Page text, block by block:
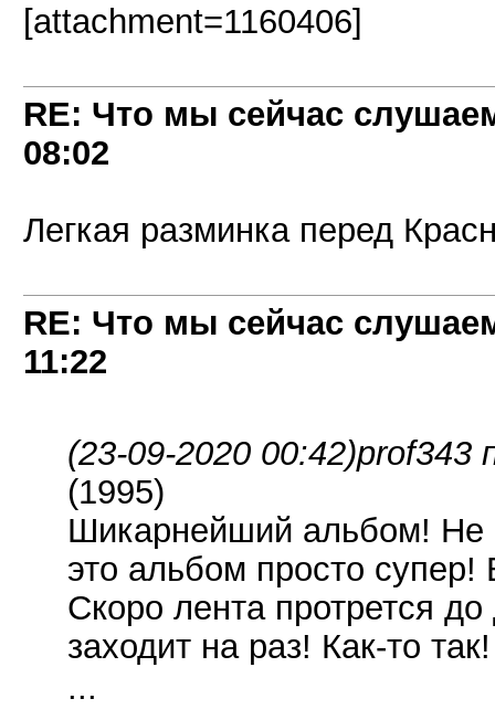
[attachment=1160406]
RE: Что мы сейчас
08:02
Легкая разминка перед
RE: Что мы сейчас
11:22
(23-09-2020 00:42)prof343
(1995)
Шикарнейший альбом! Не
это альбом просто
Скоро лента протрется
заходит на раз! Как-то
...